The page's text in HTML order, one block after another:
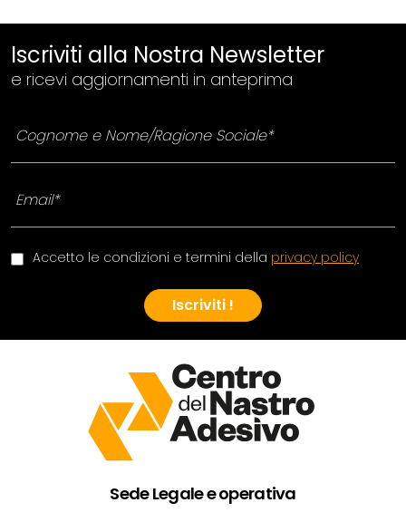
Iscriviti alla Nostra Newsletter
e ricevi aggiornamenti in anteprima
Iscriviti !
Accetto le condizioni e termini della privacy policy
Sede Legale e operativa